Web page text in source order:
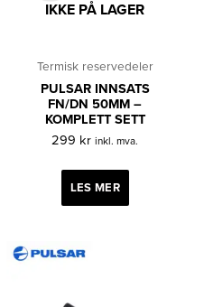
IKKE PÅ LAGER
Termisk reservedeler
PULSAR INNSATS
FN/DN 50MM –
KOMPLETT SETT
299 kr inkl. mva.
LES MER